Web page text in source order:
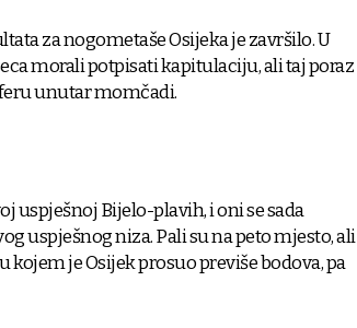
za nogometaše Osijeka je završilo. U
morali potpisati kapitulaciju, ali taj poraz
unutar momčadi.
uspješnoj Bijelo-plavih, i oni se sada
uspješnog niza. Pali su na peto mjesto, ali
kojem je Osijek prosuo previše bodova, pa